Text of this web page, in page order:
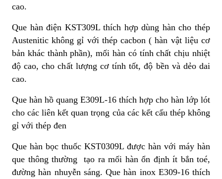
cao.
Que hàn điện KST309L thích hợp dùng hàn cho thép
Austenitic không gỉ với thép cacbon ( hàn vật liệu cơ
bản khác thành phần), mối hàn có tính chất chịu nhiệt
độ cao, cho chất lượng cơ tính tốt, độ bền và dẻo dai
cao.
Que hàn hồ quang E309L-16 thích hợp cho hàn lớp lót
cho các liên kết quan trọng của các kết cấu thép không
gỉ với thép đen
Que hàn bọc thuốc KST0309L được hàn với máy hàn
que thông thường tạo ra mối hàn ổn định ít bắn toé,
đường hàn nhuyễn sáng. Que hàn inox E309-16 thích